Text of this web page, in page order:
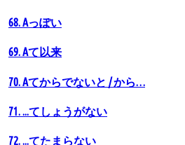
68. Аっぽい
69. Aて以来
70. Aてからでないと / から…
71. ...てしょうがない
72. ...てたまらない